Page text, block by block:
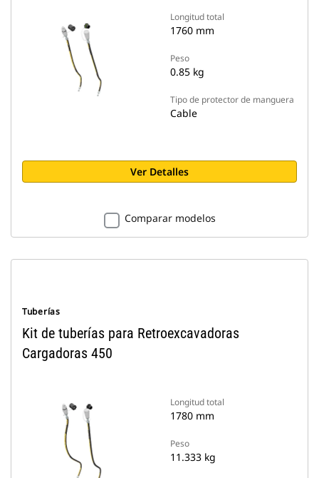
Longitud total
1760 mm
Peso
0.85 kg
Tipo de protector de manguera
Cable
Ver Detalles
Comparar modelos
Tuberías
Kit de tuberías para Retroexcavadoras
Cargadoras 450
Longitud total
1780 mm
Peso
11.333 kg